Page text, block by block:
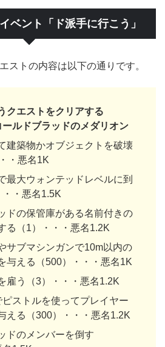
ベント「ド派手に行こう」
ストの内容は以下の通りです。
クエストをクリアする
ールドブラッドのメダリオン
建築物かオブジェクトを破壊
・悪名1K
最大ウォンテッドレベルに到
・悪名1.5K
ドの保管庫がある名前付きの
る（1）・・・悪名1.2K
サブマシンガンで10m以内の
与える（500）・・・悪名1K
雇う（3）・・・悪名1.2K
ストルを使ってプレイヤー
える（300）・・・悪名1.2K
ドのメンバーを倒す